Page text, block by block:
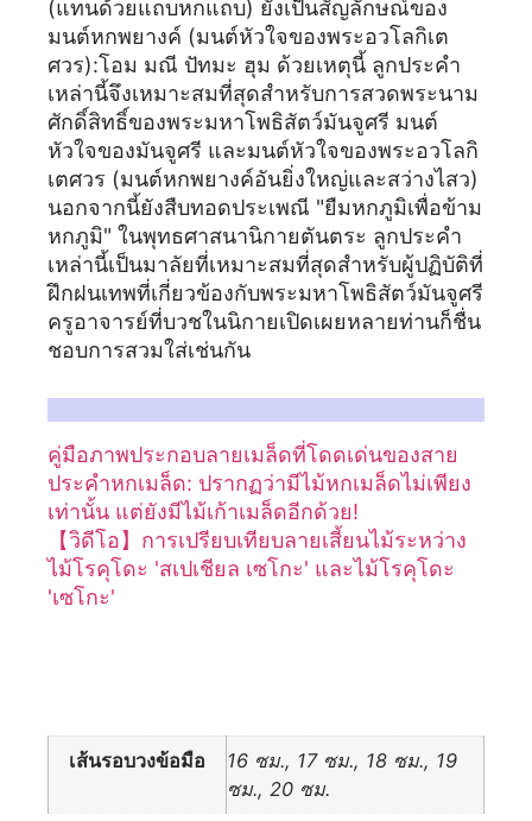
(แทนด้วยแถบหกแถบ) ยังเป็นสัญลักษณ์ของ
มนต์หกพยางค์ (มนต์หัวใจของพระอวโลกิเต
ศวร):โอม มณี ปัทมะ ฮุม ด้วยเหตุนี้ ลูกประคำ
เหล่านี้จึงเหมาะสมที่สุดสำหรับการสวดพระนาม
ศักดิ์สิทธิ์ของพระมหาโพธิสัตว์มันจูศรี มนต์
หัวใจของมันจูศรี และมนต์หัวใจของพระอวโลกิ
เตศวร (มนต์หกพยางค์อันยิ่งใหญ่และสว่างไสว)
นอกจากนี้ยังสืบทอดประเพณี "ยืมหกภูมิเพื่อข้าม
หกภูมิ" ในพุทธศาสนานิกายตันตระ ลูกประคำ
เหล่านี้เป็นมาลัยที่เหมาะสมที่สุดสำหรับผู้ปฏิบัติที่
ฝึกฝนเทพที่เกี่ยวข้องกับพระมหาโพธิสัตว์มันจูศรี
ครูอาจารย์ที่บวชในนิกายเปิดเผยหลายท่านก็ชื่น
ชอบการสวมใส่เช่นกัน
คู่มือภาพประกอบลายเมล็ดที่โดดเด่นของสาย
ประคำหกเมล็ด: ปรากฏว่ามีไม้หกเมล็ดไม่เพียง
เท่านั้น แต่ยังมีไม้เก้าเมล็ดอีกด้วย!
【วิดีโอ】การเปรียบเทียบลายเสี้ยนไม้ระหว่าง
ไม้โรคุโดะ 'สเปเชียล เซโกะ' และไม้โรคุโดะ
'เซโกะ'
เส้นรอบวงข้อมือ
16 ซม., 17 ซม., 18 ซม., 19
ซม., 20 ซม.